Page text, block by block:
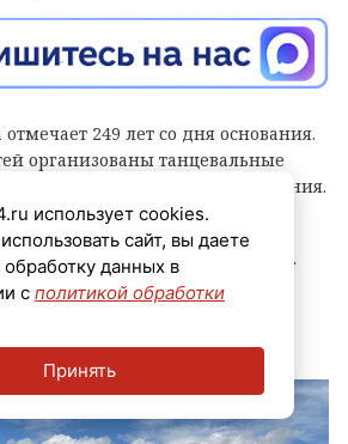
249 лет со дня основания.
организованы танцевальные
духовых оркестров и угощения.
стала церемония
гражданин города Луга».
власти отметили
муниципалитета, вручив им
благодарственные письма.
использует cookies.
сайт, вы даете
обработку данных в
с политикой обработки
Принять